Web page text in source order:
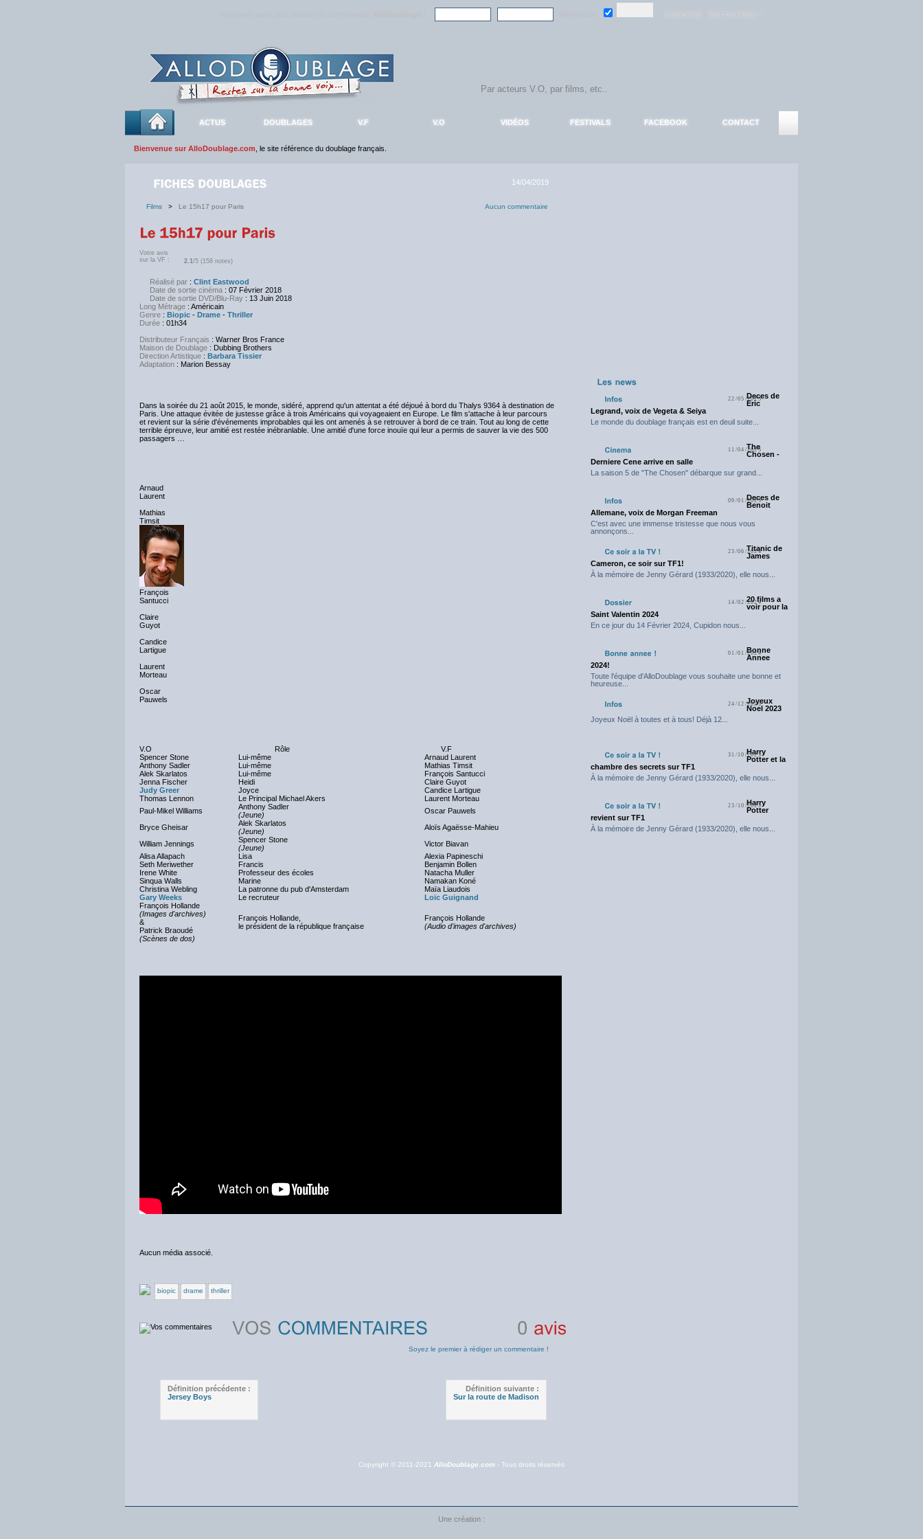
ACTUS DOUBLAGES V.F V.O VIDÉOS FESTIVALS FACEBOOK CONTACT
Bienvenue sur AlloDoublage.com , le site référence du doublage français.
14/04/2019
Films > Le 15h17 pour Paris Aucun commentaire
Votre avis
sur la VF :
2.1/5 (158 notes)
Réalisé par : Clint Eastwood
Date de sortie cinéma : 07 Février 2018
Date de sortie DVD/Blu-Ray : 13 Juin 2018
Long Métrage : Américain
Genre : Biopic - Drame - Thriller
Durée : 01h34
Distributeur Français : Warner Bros France
Maison de Doublage : Dubbing Brothers
Direction Artistique : Barbara Tissier
Adaptation : Marion Bessay
Dans la soirée du 21 août 2015, le monde, sidéré, apprend qu'un attentat a été déjoué à bord du Thalys 9364 à destination de
Paris. Une attaque évitée de justesse grâce à trois Américains qui voyageaient en Europe. Le film s'attache à leur parcours
et revient sur la série d'événements improbables qui les ont amenés à se retrouver à bord de ce train. Tout au long de cette
terrible épreuve, leur amitié est restée inébranlable. Une amitié d'une force inouïe qui leur a permis de sauver la vie des 500
passagers …
Arnaud
Laurent
Mathias
Timsit
François
Santucci
Claire
Guyot
Candice
Lartigue
Laurent
Morteau
Oscar
Pauwels
V.O Rôle
V.F
Spencer Stone
Lui-même
Arnaud Laurent
Anthony Sadler
Lui-même
Mathias Timsit
Alek Skarlatos
Lui-même
François Santucci
Jenna Fischer
Heidi
Claire Guyot
Judy Greer
Joyce
Candice Lartigue
Thomas Lennon
Le Principal Michael Akers
Laurent Morteau
Paul-Mikel Williams
Anthony Sadler
(Jeune)
Oscar Pauwels
Bryce Gheisar
Alek Skarlatos
(Jeune)
Aloïs Agaësse-Mahieu
William Jennings
Spencer Stone
(Jeune)
Victor Biavan
Alisa Allapach
Lisa
Alexia Papineschi
Seth Meriwether
Francis
Benjamin Bollen
Irene White
Professeur des écoles
Natacha Muller
Sinqua Walls
Marine
Namakan Koné
Christina Webling
La patronne du pub d'Amsterdam
Maïa Liaudois
Gary Weeks
Le recruteur
Loïc Guignand
François Hollande
(Images d'archives)
&
Patrick Braoudé
(Scènes de dos)
François Hollande,
le président de la république française
François Hollande
(Audio d'images d'archives)
Aucun média associé.
biopic drame thriller
Soyez le premier à rédiger un commentaire !
Définition précédente :
Jersey Boys
Définition suivante :
Sur la route de Madison
22/05/2025Deces de
Eric
Legrand, voix de Vegeta & Seiya
Le monde du doublage français est en deuil suite...
11/04/2025
The
Chosen -
Derniere Cene arrive en salle
La saison 5 de "The Chosen" débarque sur grand...
09/01/2025Deces de
Benoit
Allemane, voix de Morgan Freeman
C'est avec une immense tristesse que nous vous
annonçons...
23/06/2024Titanic de
James
Cameron, ce soir sur TF1!
À la mémoire de Jenny Gérard (1933/2020), elle nous...
14/02/202420 films a
voir pour la
Saint Valentin 2024
En ce jour du 14 Février 2024, Cupidon nous...
01/01/2024
Bonne
Annee
2024!
Toute l'équipe d'AlloDoublage vous souhaite une bonne et
heureuse...
24/12/2023
Joyeux
Noel 2023
Joyeux Noël à toutes et à tous! Déjà 12...
31/10/2023
Harry
Potter et la
chambre des secrets sur TF1
À la mémoire de Jenny Gérard (1933/2020), elle nous...
23/10/2023
Harry
Potter
revient sur TF1
À la mémoire de Jenny Gérard (1933/2020), elle nous...
Copyright © 2011-2021 AlloDoublage.com - Tous droits réservés
Une création :